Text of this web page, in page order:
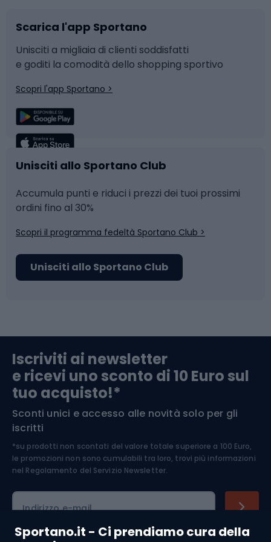
Sportano.it - Ci prendiamo cura della
Bushcraft
Corsa
Sport di squadra
Caschi da ciclismo
Campeggio
Slitte e slittini
Snowboard
Camminata nordica
Nuoto
Accessori per biciclette
Arrampicata
Medicina dello sport
Abbigliamento ciclistico
Scarica l'app Sportano
Unisciti a migliaia di clienti soddisfatti
e goditi la comodità dello shopping sportivo
Scopri l'app Sportano >
Unisciti allo Sportano Club
Accumula punti e riduci i prezzi dei tuoi prossimi
ordini fino al 30%
Scopri il programma fedeltà Sportano Club >
Unisciti allo Sportano Club
Iscriviti ai newsletter
e ricevi uno sconto di 10 Euro sul
tuo acquisto!*
Sconti unici e accesso alle novità solo per gli
iscritti
*su prodotti non scontati del valore totale superiore a 100 Euro,
le promozioni non sono cumulabili tra loro, trovi più informazioni
nel Regolamento del Servizio Newsletter.
Indirizzo e-mail